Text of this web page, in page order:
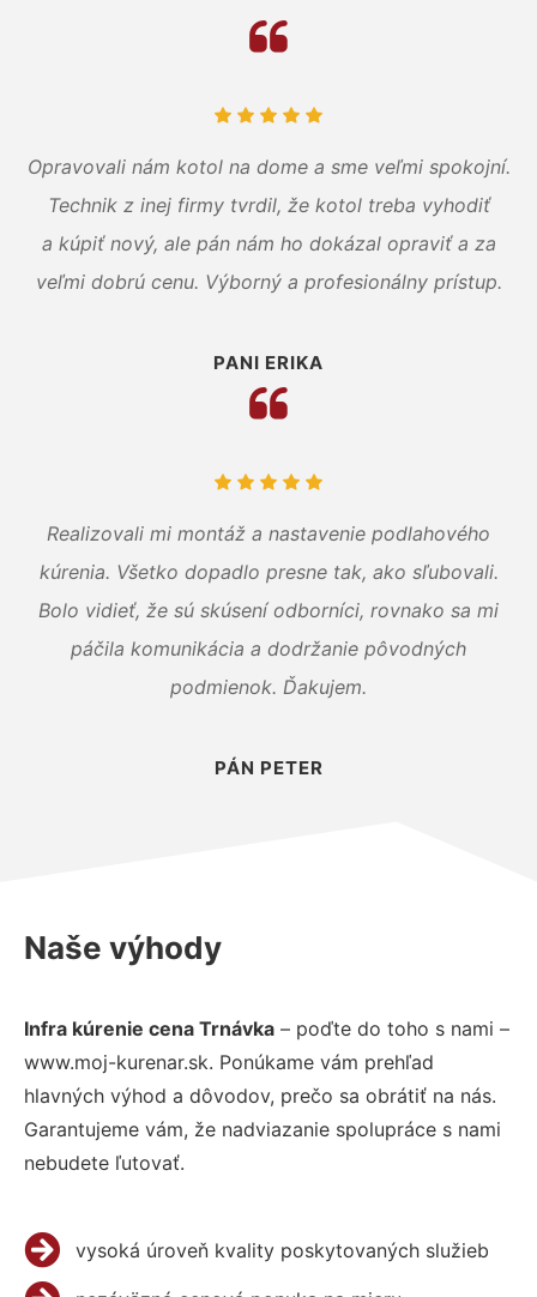
Opravovali nám kotol na dome a sme veľmi spokojní.
Technik z inej firmy tvrdil, že kotol treba vyhodiť
a kúpiť nový, ale pán nám ho dokázal opraviť a za
veľmi dobrú cenu. Výborný a profesionálny prístup.
PANI ERIKA
Realizovali mi montáž a nastavenie podlahového
kúrenia. Všetko dopadlo presne tak, ako sľubovali.
Bolo vidieť, že sú skúsení odborníci, rovnako sa mi
páčila komunikácia a dodržanie pôvodných
podmienok. Ďakujem.
PÁN PETER
Naše výhody
Infra kúrenie cena Trnávka – poďte do toho s nami –
www.moj-kurenar.sk. Ponúkame vám prehľad
hlavných výhod a dôvodov, prečo sa obrátiť na nás.
Garantujeme vám, že nadviazanie spolupráce s nami
nebudete ľutovať.
vysoká úroveň kvality poskytovaných služieb